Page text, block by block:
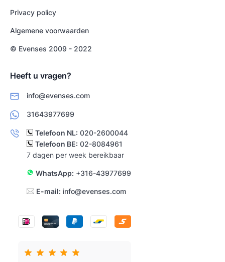
Privacy policy
Algemene voorwaarden
© Evenses 2009 - 2022
Heeft u vragen?
info@evenses.com
31643977699
Telefoon NL: 020-2600044
Telefoon BE: 02-8084961
7 dagen per week bereikbaar
WhatsApp: +316-43977699
E-mail: info@evenses.com